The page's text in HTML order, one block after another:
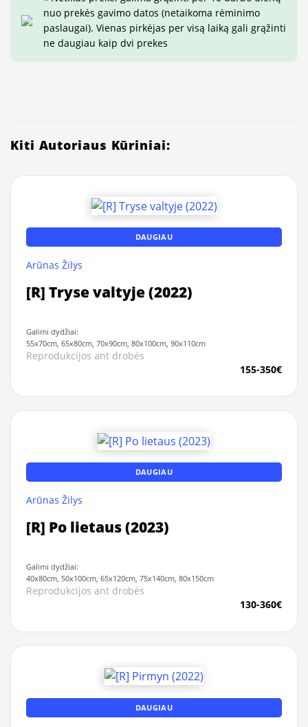
nuo prekės gavimo datos (netaikoma rėminimo
paslaugai). Vienas pirkėjas per visą laiką gali grąžinti
ne daugiau kaip dvi prekes
Kiti Autoriaus Kūriniai:
DAUGIAU
Arūnas Žilys
[R] Tryse valtyje (2022)
Galimi dydžiai:
55x70cm, 65x80cm, 70x90cm, 80x100cm, 90x110cm
Reprodukcijos ant drobės
155-350€
DAUGIAU
Arūnas Žilys
[R] Po lietaus (2023)
Galimi dydžiai:
40x80cm, 50x100cm, 65x120cm, 75x140cm, 80x150cm
Reprodukcijos ant drobės
130-360€
DAUGIAU